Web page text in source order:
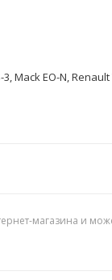
Mack EO-N, Renault
магазина и